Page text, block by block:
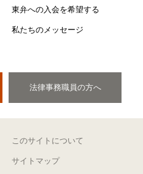
東弁への入会を希望する
私たちのメッセージ
法律事務職員の方へ
このサイトについて
サイトマップ